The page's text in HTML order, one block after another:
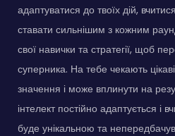
адаптуватися до твоїх дій,
ставати сильнішим з кожним
свої навички та стратегії, щоб
суперника. На тебе чекають
значення і може вплинути на
інтелект постійно адаптується і
буде унікальною та